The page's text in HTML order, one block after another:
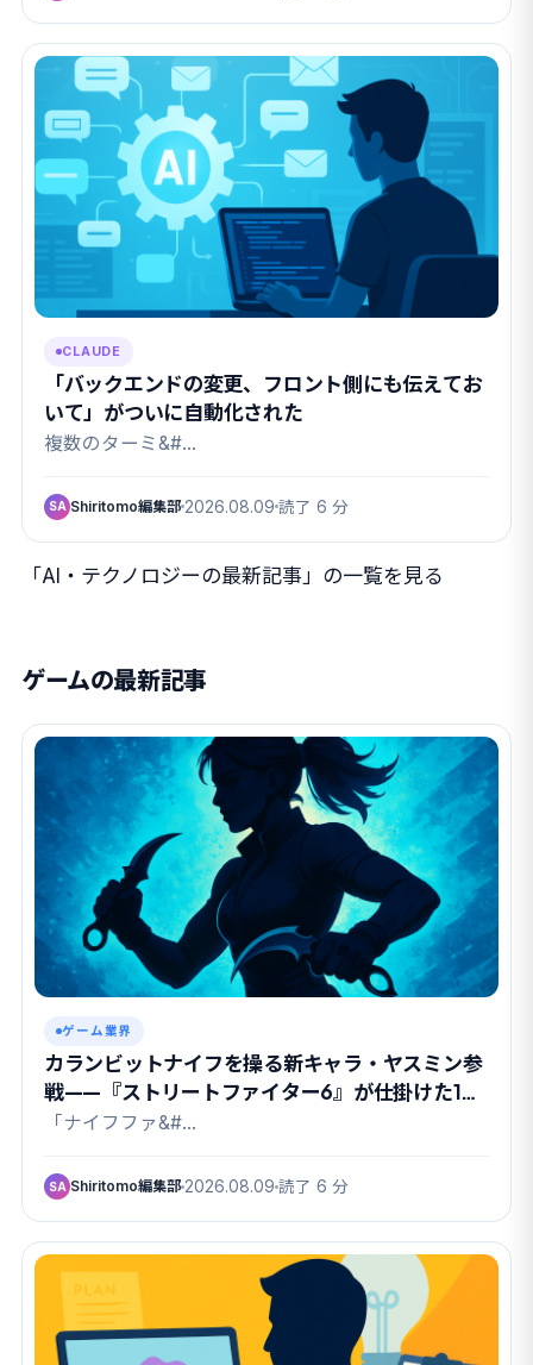
CLAUDE
「バックエンドの変更、フロント側にも伝えてお
いて」がついに自動化された
複数のターミ&#…
SA Shiritomo編集部 2026.08.09 読了 6 分
「AI・テクノロジーの最新記事」の一覧を見る
ゲームの最新記事
ゲーム業界
カランビットナイフを操る新キャラ・ヤスミン参
戦——『ストリートファイター6』が仕掛けた1週
間の熱狂
「ナイフファ&#…
SA Shiritomo編集部 2026.08.09 読了 6 分